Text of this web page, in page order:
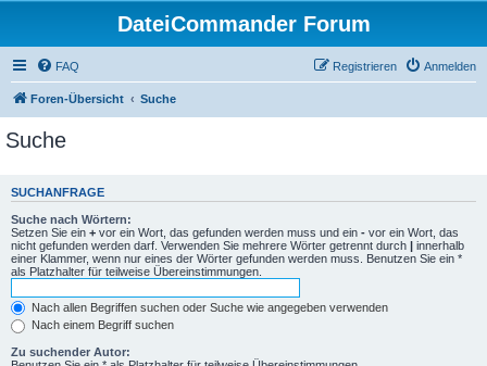
DateiCommander Forum
FAQ Anmelden
Registrieren
Foren-Übersicht Suche
Suche
SUCHANFRAGE
Suche nach Wörtern:
Setzen Sie ein + vor ein Wort, das gefunden werden muss und ein - vor ein Wort, das
nicht gefunden werden darf. Verwenden Sie mehrere Wörter getrennt durch | innerhalb
einer Klammer, wenn nur eines der Wörter gefunden werden muss. Benutzen Sie ein *
als Platzhalter für teilweise Übereinstimmungen.
Nach allen Begriffen suchen oder Suche wie angegeben verwenden
Nach einem Begriff suchen
Zu suchender Autor: